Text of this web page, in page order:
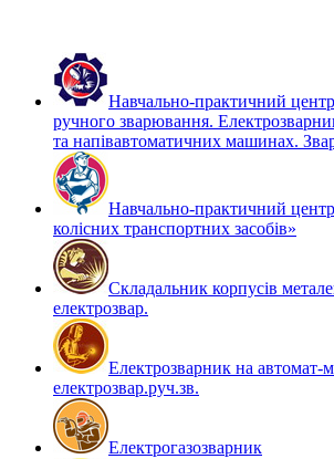
Навчально-практичний
ручного зварювання.
та напівавтоматичних машинах.
Навчально-практичний
колісних транспортних засобів»
Складальник корпусів
електрозвар.
Електрозварник на автомат-
електрозвар.руч.зв.
Електрогазозварник